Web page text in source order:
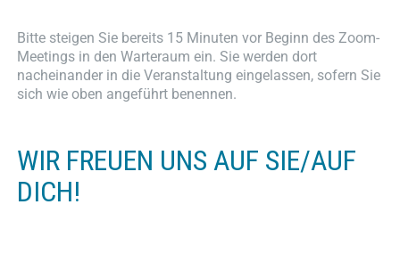
Bitte steigen Sie bereits 15 Minuten vor Beginn des Zoom-
Meetings in den Warteraum ein. Sie werden dort
nacheinander in die Veranstaltung eingelassen, sofern Sie
sich wie oben angeführt benennen.
WIR FREUEN UNS AUF SIE/AUF
DICH!